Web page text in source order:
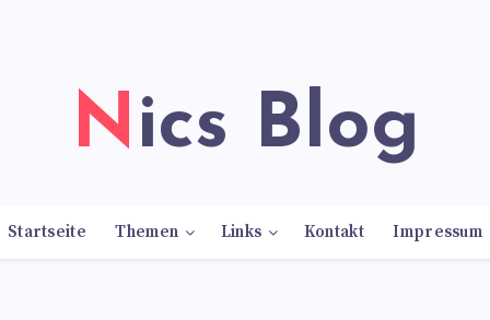
Nics Blog
Startseite Themen Links Kontakt Impressum